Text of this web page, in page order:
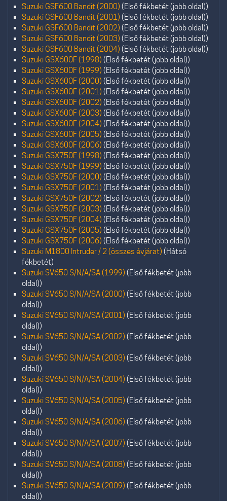
Suzuki GSF600 Bandit (2000) (Első fékbetét (jobb oldal))
Suzuki GSF600 Bandit (2001) (Első fékbetét (jobb oldal))
Suzuki GSF600 Bandit (2002) (Első fékbetét (jobb oldal))
Suzuki GSF600 Bandit (2003) (Első fékbetét (jobb oldal))
Suzuki GSF600 Bandit (2004) (Első fékbetét (jobb oldal))
Suzuki GSX600F (1998) (Első fékbetét (jobb oldal))
Suzuki GSX600F (1999) (Első fékbetét (jobb oldal))
Suzuki GSX600F (2000) (Első fékbetét (jobb oldal))
Suzuki GSX600F (2001) (Első fékbetét (jobb oldal))
Suzuki GSX600F (2002) (Első fékbetét (jobb oldal))
Suzuki GSX600F (2003) (Első fékbetét (jobb oldal))
Suzuki GSX600F (2004) (Első fékbetét (jobb oldal))
Suzuki GSX600F (2005) (Első fékbetét (jobb oldal))
Suzuki GSX600F (2006) (Első fékbetét (jobb oldal))
Suzuki GSX750F (1998) (Első fékbetét (jobb oldal))
Suzuki GSX750F (1999) (Első fékbetét (jobb oldal))
Suzuki GSX750F (2000) (Első fékbetét (jobb oldal))
Suzuki GSX750F (2001) (Első fékbetét (jobb oldal))
Suzuki GSX750F (2002) (Első fékbetét (jobb oldal))
Suzuki GSX750F (2003) (Első fékbetét (jobb oldal))
Suzuki GSX750F (2004) (Első fékbetét (jobb oldal))
Suzuki GSX750F (2005) (Első fékbetét (jobb oldal))
Suzuki GSX750F (2006) (Első fékbetét (jobb oldal))
Suzuki M1800 Intruder / 2 (összes évjárat) (Hátsó
fékbetét)
Suzuki SV650 S/N/A/SA (1999) (Első fékbetét (jobb
oldal))
Suzuki SV650 S/N/A/SA (2000) (Első fékbetét (jobb
oldal))
Suzuki SV650 S/N/A/SA (2001) (Első fékbetét (jobb
oldal))
Suzuki SV650 S/N/A/SA (2002) (Első fékbetét (jobb
oldal))
Suzuki SV650 S/N/A/SA (2003) (Első fékbetét (jobb
oldal))
Suzuki SV650 S/N/A/SA (2004) (Első fékbetét (jobb
oldal))
Suzuki SV650 S/N/A/SA (2005) (Első fékbetét (jobb
oldal))
Suzuki SV650 S/N/A/SA (2006) (Első fékbetét (jobb
oldal))
Suzuki SV650 S/N/A/SA (2007) (Első fékbetét (jobb
oldal))
Suzuki SV650 S/N/A/SA (2008) (Első fékbetét (jobb
oldal))
Suzuki SV650 S/N/A/SA (2009) (Első fékbetét (jobb
oldal))